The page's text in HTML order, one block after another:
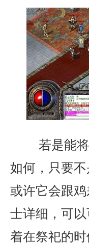
若是能将
如何，只要
或许它会跟
士详细，可
着在祭祀的